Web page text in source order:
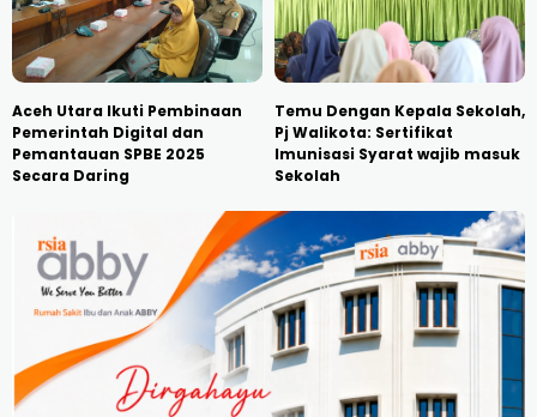
Aceh Utara Ikuti Pembinaan
Pemerintah Digital dan
Pemantauan SPBE 2025
Secara Daring
Temu Dengan Kepala Sekolah,
Pj Walikota: Sertifikat
Imunisasi Syarat wajib masuk
Sekolah